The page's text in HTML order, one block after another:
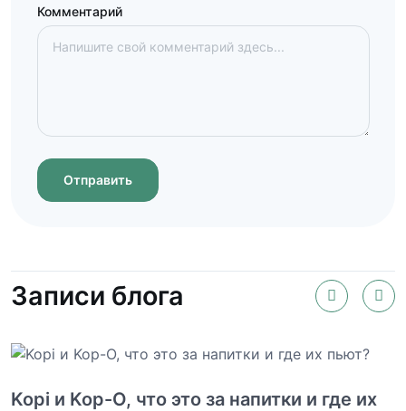
Комментарий
Отправить
Записи блога
Kopi и Kop-O, что это за напитки и где их